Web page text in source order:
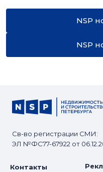
NSP
NSP
Св-во регистрации СМИ:
ЭЛ №ФС77-67922 от
Контакты